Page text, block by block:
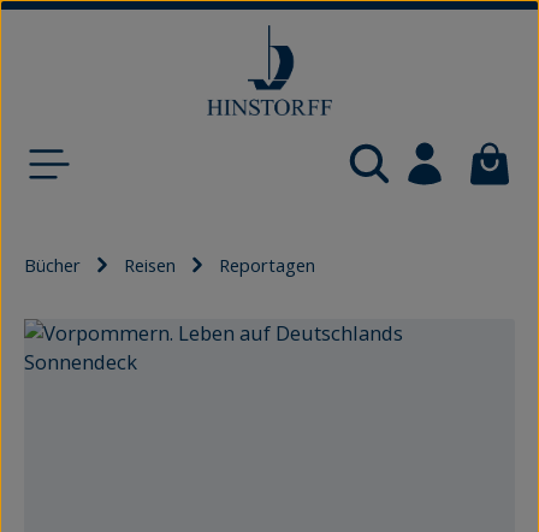
Bücher Reisen Reportagen
Bildergalerie überspringen